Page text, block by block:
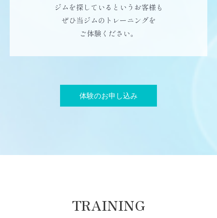
ジムを探しているというお客様も
ぜひ当ジムのトレーニングを
ご体験ください。
体験のお申し込み
TRAINING